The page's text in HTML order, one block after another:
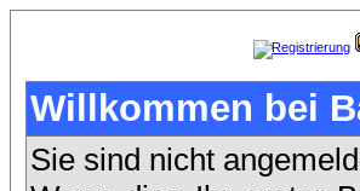
Willkommen bei
Sie sind nicht